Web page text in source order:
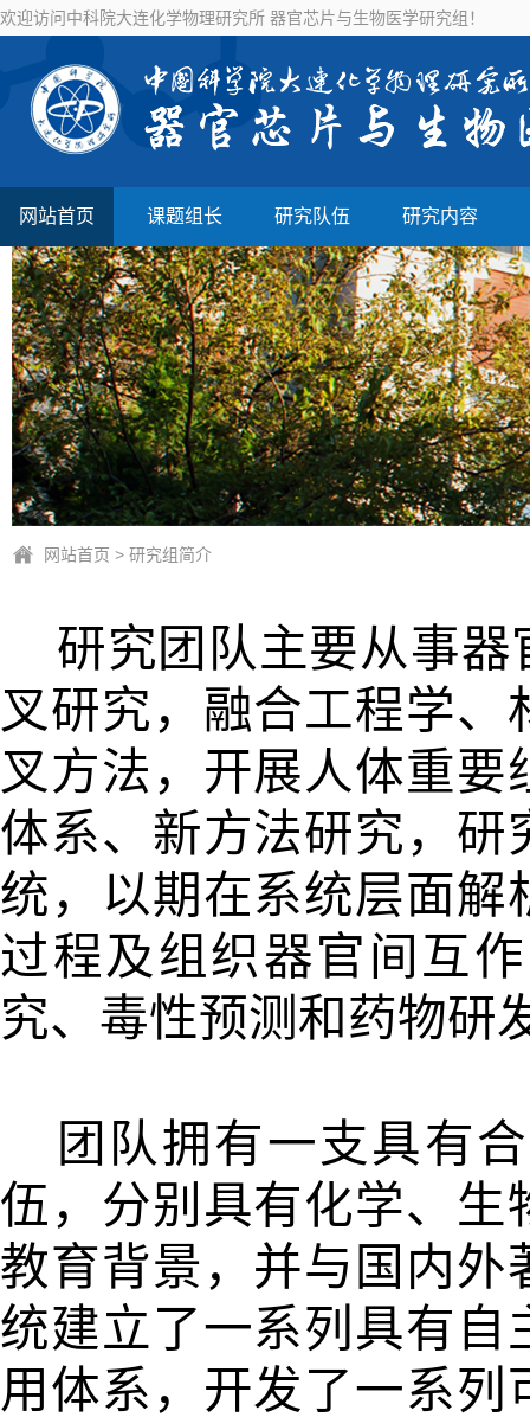
欢迎访问中科院大连化学物理研究所 器官芯片与生物医学研究组！
网站首页 课题组长 研究队伍 研究内容
网站首页 > 研究组简介
研究团队主要从事
叉研究，融合工程学
叉方法，开展人体重
体系、新方法研究，
统，以期在系统层面
过程及组织器官间互
究、毒性预测和药物研
团队拥有一支具有
伍，分别具有化学、
教育背景，并与国内
统建立了一系列具有
用体系，开发了一系